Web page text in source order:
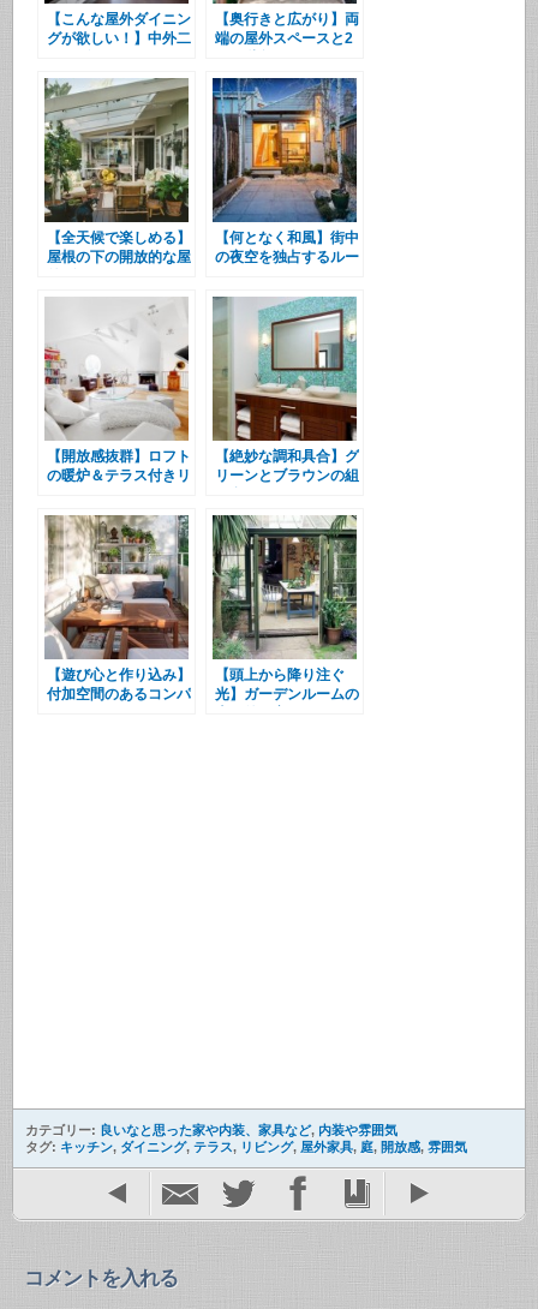
【こんな屋外ダイニン
グが欲しい！】中外二
キッチン
【奥行きと広がり】両
端の屋外スペースと2
【全天候で楽しめる】
屋根の下の開放的な屋
【何となく和風】街中
の夜空を独占するルー
【開放感抜群】ロフト
の暖炉＆テラス付きリ
【絶妙な調和具合】グ
リーンとブラウンの組
【遊び心と作り込み】
付加空間のあるコンパ
【頭上から降り注ぐ
光】ガーデンルームの
カテゴリー: 良いなと思った家や内装、家具など, 内装や雰囲気
タグ: キッチン, ダイニング, テラス, リビング, 屋外家具, 庭, 開放感, 雰囲気
コメントを入れる